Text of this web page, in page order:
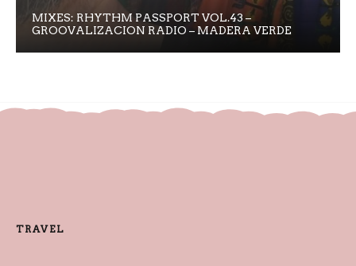
MIXES: RHYTHM PASSPORT VOL.43 –
GROOVALIZACION RADIO – MADERA VERDE
TRAVEL